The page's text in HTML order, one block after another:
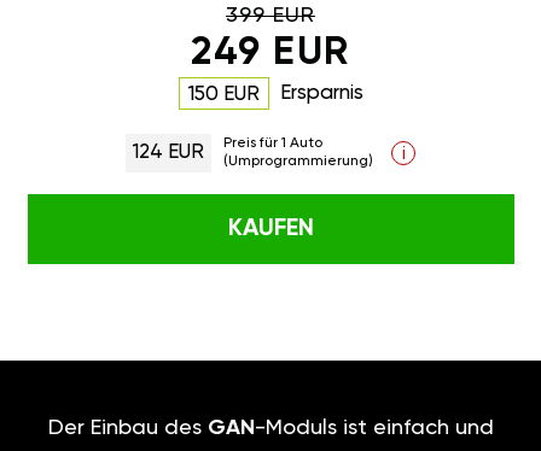
399 EUR
249 EUR
150 EUR Ersparnis
124 EUR
Preis für 1 Auto
(Umprogrammierung)
i
KAUFEN
Der Einbau des GAN -Moduls ist einfach und